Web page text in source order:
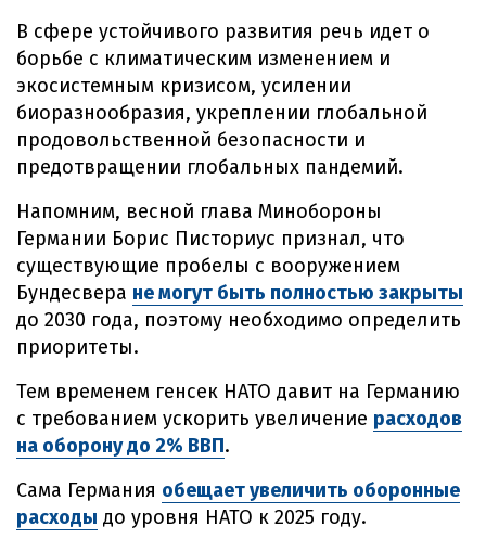
В сфере устойчивого развития речь идет о
борьбе с климатическим изменением и
экосистемным кризисом, усилении
биоразнообразия, укреплении глобальной
продовольственной безопасности и
предотвращении глобальных пандемий.
Напомним, весной глава Минобороны
Германии Борис Писториус признал, что
существующие пробелы с вооружением
Бундесвера не могут быть полностью закрыты
до 2030 года, поэтому необходимо определить
приоритеты.
Тем временем генсек НАТО давит на Германию
с требованием ускорить увеличение расходов
на оборону до 2% ВВП.
Сама Германия обещает увеличить оборонные
расходы до уровня НАТО к 2025 году.